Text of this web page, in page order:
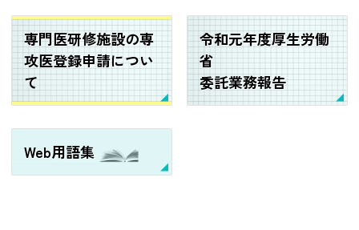
専門医研修施設の専
攻医登録申請につい
て
令和元年度厚生労働
省
委託業務報告
Web用語集